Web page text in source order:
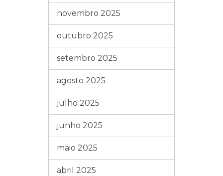
novembro 2025
outubro 2025
setembro 2025
agosto 2025
julho 2025
junho 2025
maio 2025
abril 2025